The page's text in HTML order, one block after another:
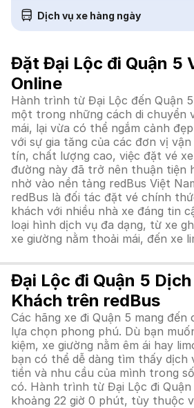
Dịch vụ xe hàng ngày
Đặt Đại Lộc đi Quận 5
Online
Hành trình từ Đại Lộc đến Quận
một trong những cách di chuyển
mái, lại vừa có thể ngắm cảnh
với sự gia tăng của các đơn vị
tín, chất lượng cao, việc đặt vé
đường này đã trở nên thuận tiện
nhờ vào nền tảng redBus Việt
redBus là đối tác đặt vé chính
khách với nhiều nhà xe đáng tin
loại hình dịch vụ đa dạng, từ xe
xe giường nằm thoải mái, đến xe
Đại Lộc đi Quận 5
Khách trên redBus
Các hãng xe đi Quận 5 mang đến
lựa chọn phong phú. Dù bạn
kiệm, xe giường nằm êm ái hay
bạn có thể dễ dàng tìm thấy dịch
tiền và nhu cầu của mình trong
có. Hành trình từ Đại Lộc đi
khoảng 22 giờ 0 phút, tùy thuộc